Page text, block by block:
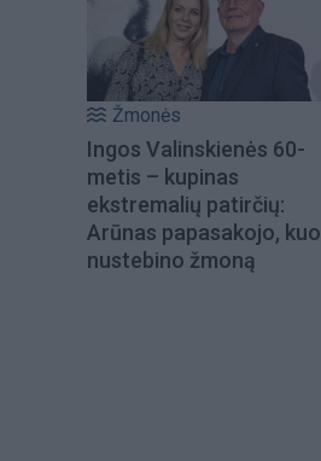
Žmonės
Ingos Valinskienės 60-
metis – kupinas
ekstremalių patirčių:
Arūnas papasakojo, kuo
nustebino žmoną